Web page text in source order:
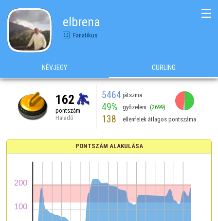
elbrena
Fanatikus
☰
NÉVJEGY CURLING
162
pontszám
Haladó
5464 játszma
49% győzelem (2699)
138 ellenfelek átlagos pontszáma
PONTSZÁM ALAKULÁSA